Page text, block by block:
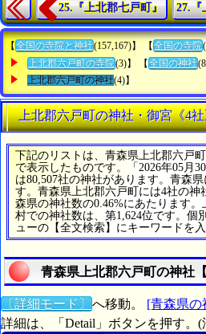
25.『上北郡七戸町』 27.『
【 全国の寺院と神社(157,167)】 【 全国の寺院
上北郡六戸町の寺院(3)】 【 全国の神社
上北郡六戸町の神社(4)】
上北郡六戸町の神社・御宮《4
下記のリストは、青森県上北郡六戸
で表示したものです。「2026年05月
は80,507社の神社があります。青森
す。青森県上北郡六戸町には4社の神
森県の神社数の0.46%にあたります。
村での神社数は、第1,624位です。個
ューの【全文検索】にキーワードを
青森県上北郡六戸町の神社
〔詳細モード〕 へ移動。 [青森県の
詳細は、「Detail」ボタンを押す。